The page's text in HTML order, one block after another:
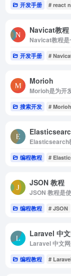
开发手册 # react
Navicat教程
Navicat教程是
开发手册 #
Morioh
Morioh是为开
搜索开发 # Morioh
Elasticsearch
编程教程 #
JSON 教程
JSON 教程是
编程教程 # JSON
Laravel 中
Laravel 中文
编程教程 #